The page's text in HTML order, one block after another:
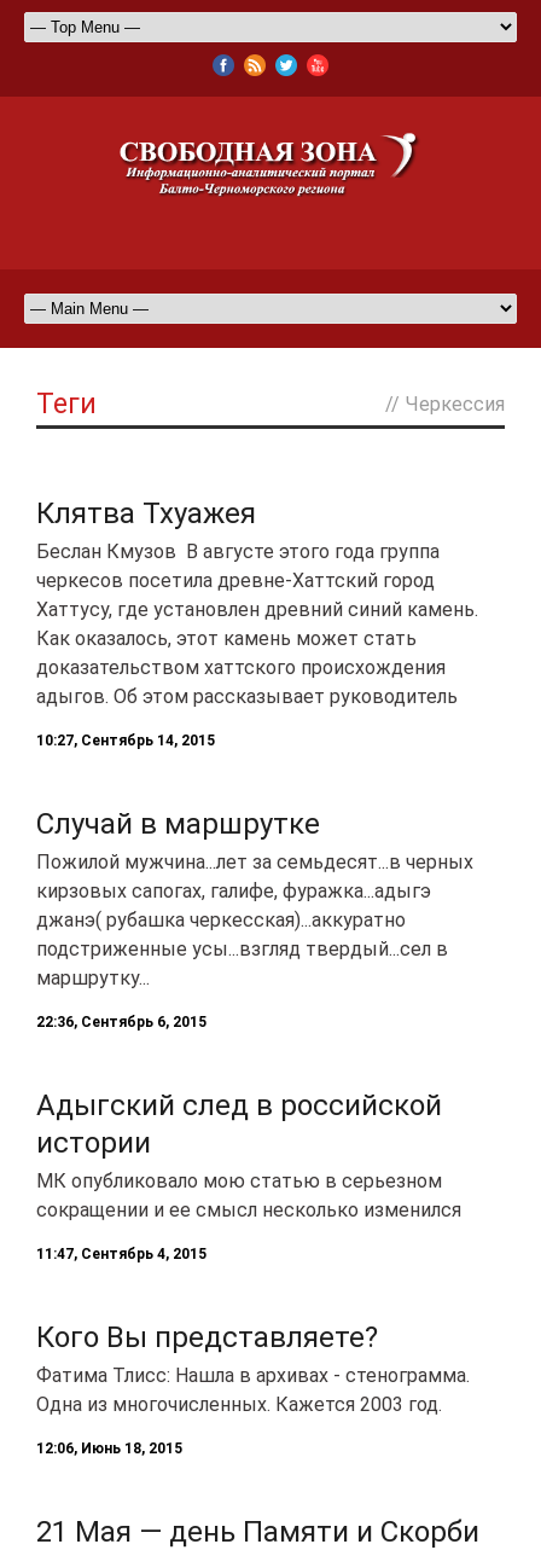
Теги // Черкессия
Клятва Тхуажея
Беслан Кмузов В августе этого года группа
черкесов посетила древне-Хаттский город
Хаттусу, где установлен древний синий камень.
Как оказалось, этот камень может стать
доказательством хаттского происхождения
адыгов. Об этом рассказывает руководитель
10:27, Сентябрь 14, 2015
Случай в маршрутке
Пожилой мужчина...лет за семьдесят...в черных
кирзовых сапогах, галифе, фуражка...адыгэ
джанэ( рубашка черкесская)...аккуратно
подстриженные усы...взгляд твердый...сел в
маршрутку...
22:36, Сентябрь 6, 2015
Адыгский след в российской
истории
МК опубликовало мою статью в серьезном
сокращении и ее смысл несколько изменился
11:47, Сентябрь 4, 2015
Кого Вы представляете?
Фатима Тлисс: Нашла в архивах - стенограмма.
Одна из многочисленных. Кажется 2003 год.
12:06, Июнь 18, 2015
21 Мая — день Памяти и Скорби